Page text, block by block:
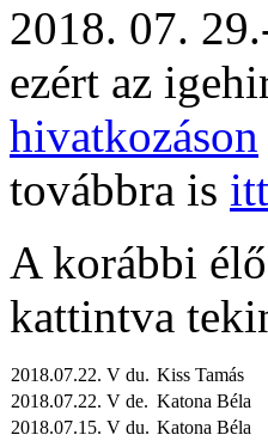
2018. 07.
ezért az
hivatkozáson
továbbra is itt
A korábbi
kattintva
2018.07.22. V du. Kiss Tamás
2018.07.22. V de. Katona Béla
2018.07.15. V du. Katona Béla